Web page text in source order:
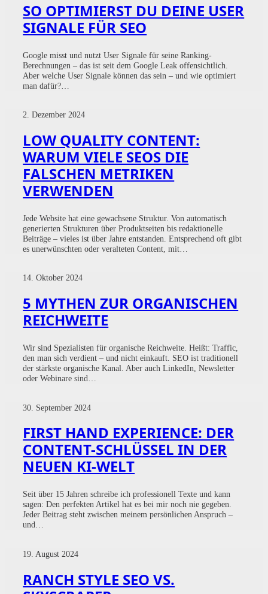
SO OPTIMIERST DU DEINE USER
SIGNALE FÜR SEO
Google misst und nutzt User Signale für seine Ranking-
Berechnungen – das ist seit dem Google Leak offensichtlich.
Aber welche User Signale können das sein – und wie optimiert
man dafür?…
2. Dezember 2024
LOW QUALITY CONTENT:
WARUM VIELE SEOS DIE
FALSCHEN METRIKEN
VERWENDEN
Jede Website hat eine gewachsene Struktur. Von automatisch
generierten Strukturen über Produktseiten bis redaktionelle
Beiträge – vieles ist über Jahre entstanden. Entsprechend oft gibt
es unerwünschten oder veralteten Content, mit…
14. Oktober 2024
5 MYTHEN ZUR ORGANISCHEN
REICHWEITE
Wir sind Spezialisten für organische Reichweite. Heißt: Traffic,
den man sich verdient – und nicht einkauft. SEO ist traditionell
der stärkste organische Kanal. Aber auch LinkedIn, Newsletter
oder Webinare sind…
30. September 2024
FIRST HAND EXPERIENCE: DER
CONTENT-SCHLÜSSEL IN DER
NEUEN KI-WELT
Seit über 15 Jahren schreibe ich professionell Texte und kann
sagen: Den perfekten Artikel hat es bei mir noch nie gegeben.
Jeder Beitrag steht zwischen meinem persönlichen Anspruch –
und…
19. August 2024
RANCH STYLE SEO VS.